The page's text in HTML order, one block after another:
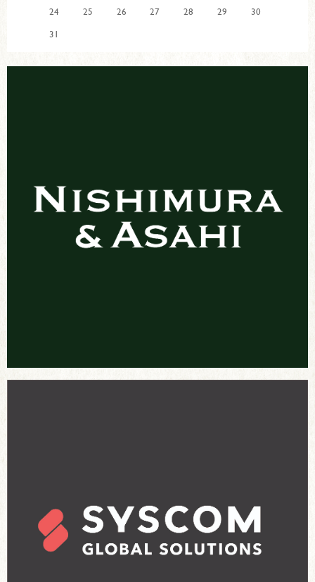
24 25 26 27 28 29
30
31